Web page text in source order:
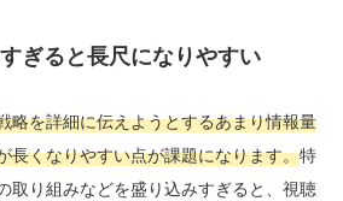
ぎると長尺になりやすい
略を詳細に伝えようとするあまり情報量
長くなりやすい点が課題になります。特
取り組みなどを盛り込みすぎると、視聴